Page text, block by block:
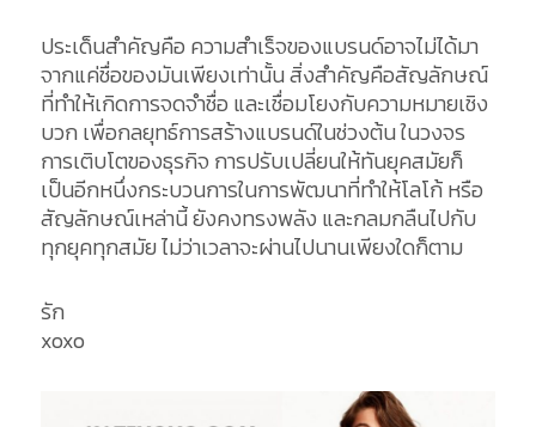
ประเด็นสำคัญคือ ความสำเร็จของแบรนด์อาจไม่ได้มา
จากแค่ชื่อของมันเพียงเท่านั้น สิ่งสำคัญคือสัญลักษณ์
ที่ทำให้เกิดการจดจำชื่อ และเชื่อมโยงกับความหมายเชิง
บวก เพื่อกลยุทธ์การสร้างแบรนด์ในช่วงต้น ในวงจร
การเติบโตของธุรกิจ การปรับเปลี่ยนให้ทันยุคสมัยก็
เป็นอีกหนึ่งกระบวนการในการพัฒนาที่ทำให้โลโก้ หรือ
สัญลักษณ์เหล่านี้ ยังคงทรงพลัง และกลมกลืนไปกับ
ทุกยุคทุกสมัย ไม่ว่าเวลาจะผ่านไปนานเพียงใดก็ตาม
รัก
xoxo